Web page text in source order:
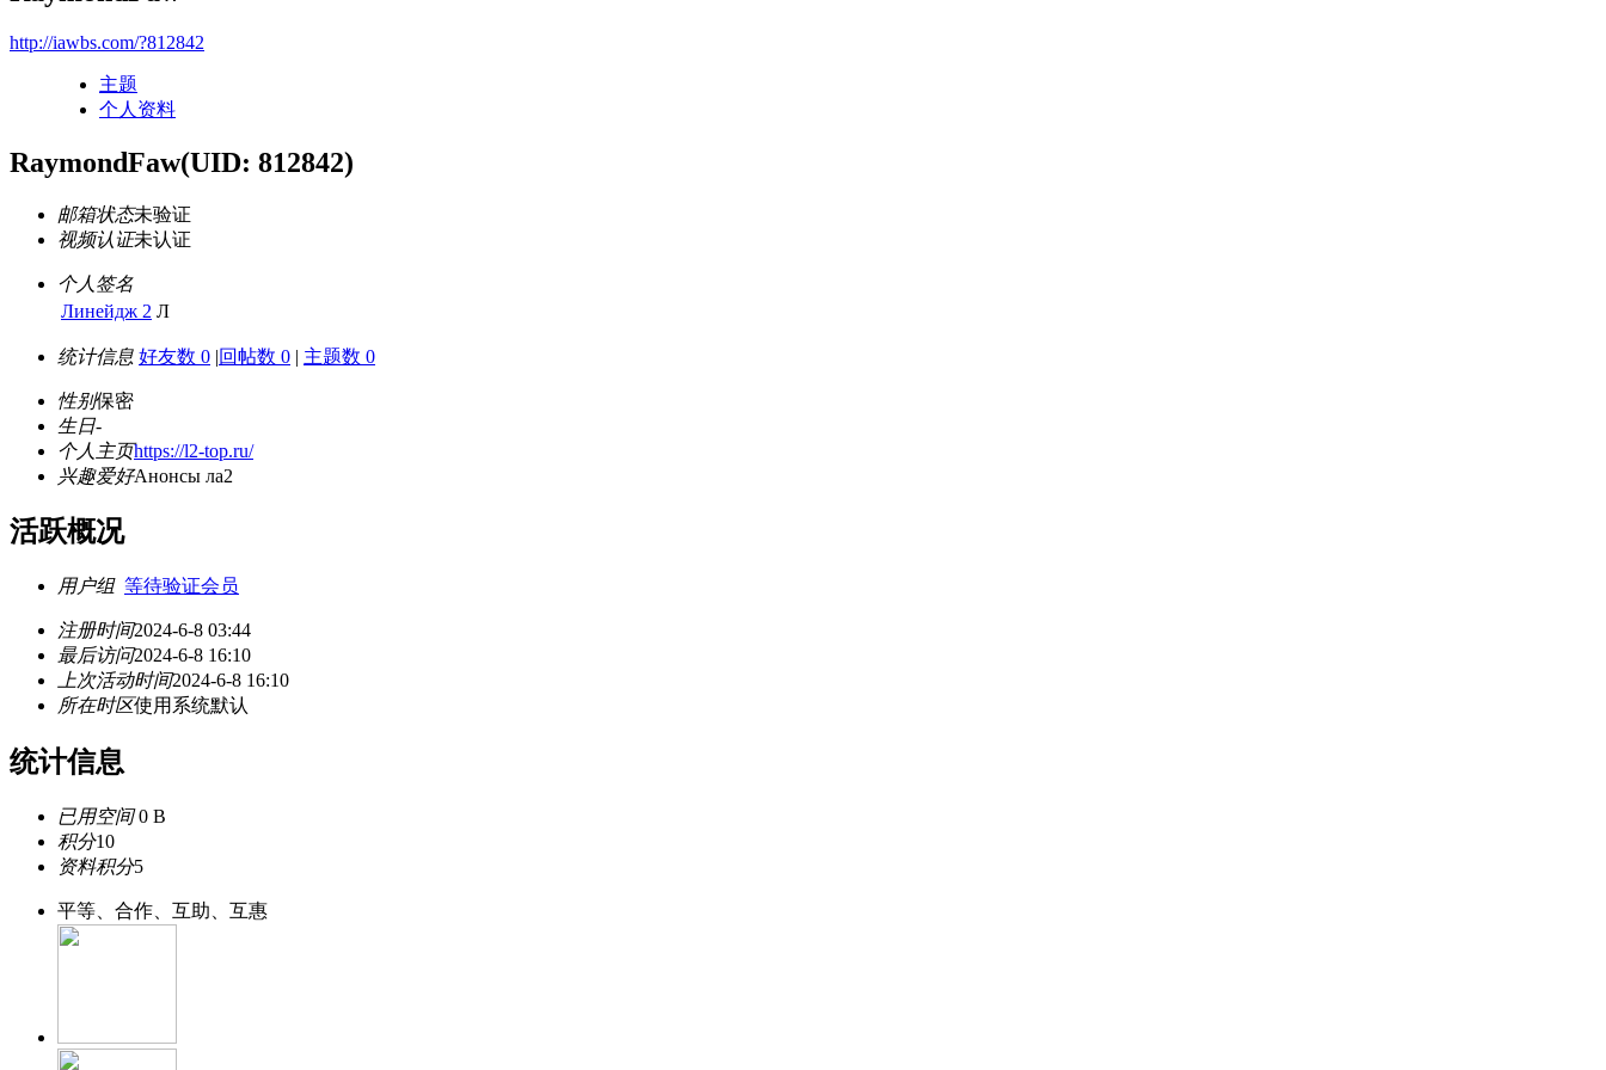
http://iawbs.com/?812842
主题
个人资料
RaymondFaw(UID: 812842)
邮箱状态未验证
视频认证未认证
个人签名
Линейдж 2 Л
统计信息 好友数 0 |回帖数 0 | 主题数 0
性别保密
生日-
个人主页https://l2-top.ru/
兴趣爱好Анонсы ла2
活跃概况
用户组 等待验证会员
注册时间2024-6-8 03:44
最后访问2024-6-8 16:10
上次活动时间2024-6-8 16:10
所在时区使用系统默认
统计信息
已用空间0 B
积分10
资料积分5
平等、合作、互助、互惠